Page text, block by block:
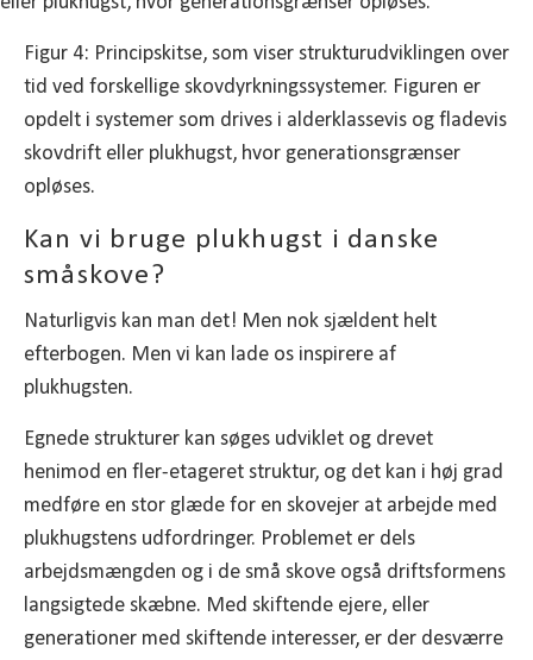
Figur 4: Principskitse, som viser strukturudviklingen over
tid ved forskellige skovdyrkningssystemer. Figuren er
opdelt i systemer som drives i alderklassevis og fladevis
skovdrift eller plukhugst, hvor generationsgrænser
opløses.
Kan vi bruge plukhugst i danske
småskove?
Naturligvis kan man det! Men nok sjældent helt
efterbogen. Men vi kan lade os inspirere af
plukhugsten.
Egnede strukturer kan søges udviklet og drevet
henimod en fler-etageret struktur, og det kan i høj grad
medføre en stor glæde for en skovejer at arbejde med
plukhugstens udfordringer. Problemet er dels
arbejdsmængden og i de små skove også driftsformens
langsigtede skæbne. Med skiftende ejere, eller
generationer med skiftende interesser, er der desværre